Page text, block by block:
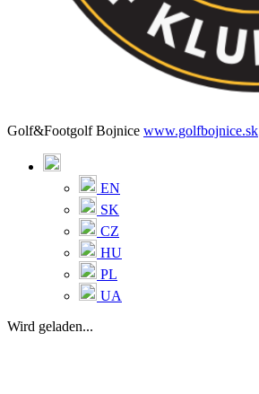
Golf&Footgolf Bojnice www.golfbojnice.sk
EN
SK
CZ
HU
PL
UA
Wird geladen...